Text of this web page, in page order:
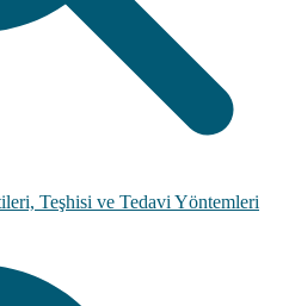
Teşhisi ve Tedavi Yöntemleri